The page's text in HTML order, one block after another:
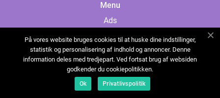
Menu
Ads
Cookies
Contact
Sitemap
På vores website bruges cookies til at huske dine indstillinger,
statistik og personalisering af indhold og annoncer. Denne
information deles med tredjepart. Ved fortsat brug af websiden
godkender du cookiepolitikken.
Ok Privatlivspolitik